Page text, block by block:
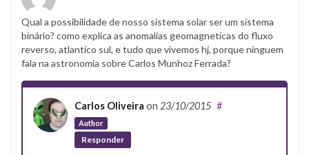
Qual a possibilidade de nosso sistema solar ser um sistema
binário? como explica as anomalias geomagneticas do fluxo
reverso, atlantico sul, e tudo que vivemos hj, porque ninguem
fala na astronomia sobre Carlos Munhoz Ferrada?
Carlos Oliveira on 23/10/2015
Author
#
Responder